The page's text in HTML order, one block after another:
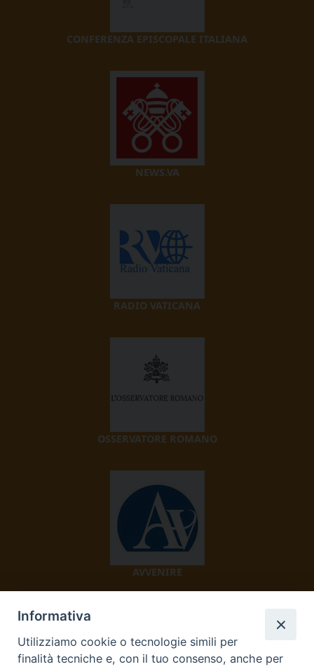
CONFERENZA EPISCOPALE ITALIANA
NEWS.VA
RADIO VATICANA
OSSERVATORE ROMANO
AVVENIRE
Informativa
Utilizziamo cookie o tecnologie simili per
finalità tecniche e, con il tuo consenso, anche per